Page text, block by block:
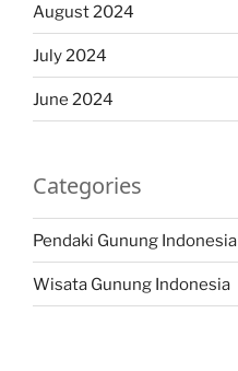
August 2024
July 2024
June 2024
Categories
Pendaki Gunung Indonesia
Wisata Gunung Indonesia